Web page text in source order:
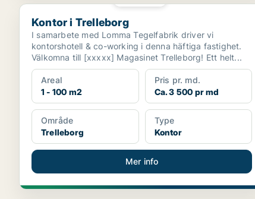
Kontor i Trelleborg
Kontor i Trelleborg
I samarbete med Lomma Tegelfabrik driver vi
kontorshotell & co-working i denna häftiga fastighet.
Välkomna till [xxxxx] Magasinet Trelleborg! Ett helt...
Areal
1 - 100 m2
Pris pr. md.
Ca. 3 500 pr md
Område
Trelleborg
Type
Kontor
Mer info